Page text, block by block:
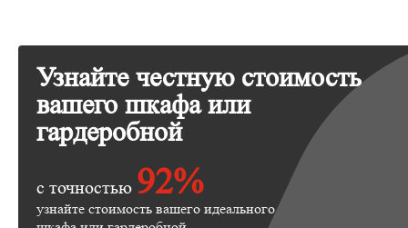
Узнайте честную стоимость
вашего шкафа или
гардеробной
с точностью 92%
узнайте стоимость вашего идеального